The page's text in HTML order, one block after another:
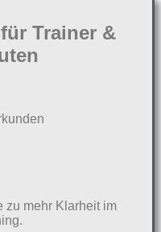
Trainer &
zu mehr Klarheit im